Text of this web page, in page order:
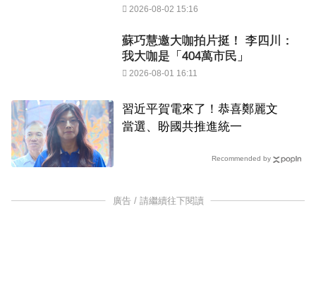
2026-08-02 15:16
蘇巧慧邀大咖拍片挺！ 李四川：
我大咖是「404萬市民」
2026-08-01 16:11
習近平賀電來了！恭喜鄭麗文
當選、盼國共推進統一
Recommended by
廣告 / 請繼續往下閱讀